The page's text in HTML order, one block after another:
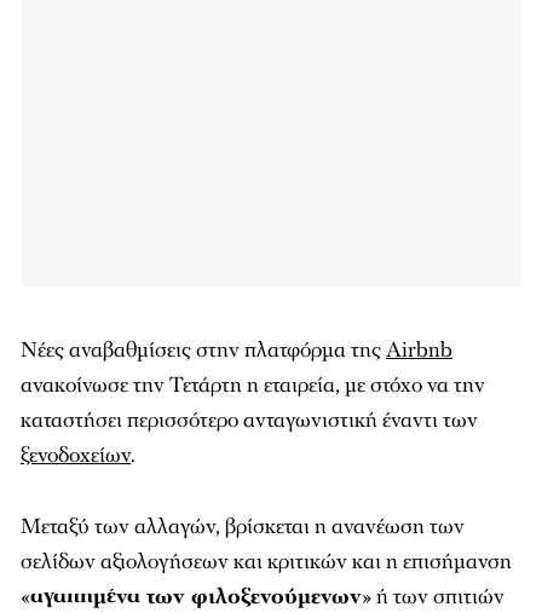
Νέες αναβαθμίσεις στην πλατφόρμα τηςAirbnb
ανακοίνωσε την Τετάρτη η εταιρεία, με στόχο να την
καταστήσει περισσότερο ανταγωνιστική έναντι των
ξενοδοχείων.
Μεταξύ των αλλαγών, βρίσκεται η ανανέωση των
σελίδων αξιολογήσεων και κριτικών και η επισήμανση
«αγαπημένα των φιλοξενούμενων» ή των σπιτιών